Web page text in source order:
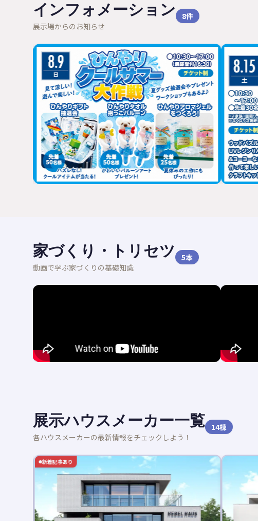
インフォメーション
展示場からのお知らせ
8件
家づくり・トリセツ
動画で学ぶ家づくりの基礎知識
5本
展示ハウスメーカー一覧
各ハウスメーカーの最新情報をチェックしよう！
14棟
新着記事あり